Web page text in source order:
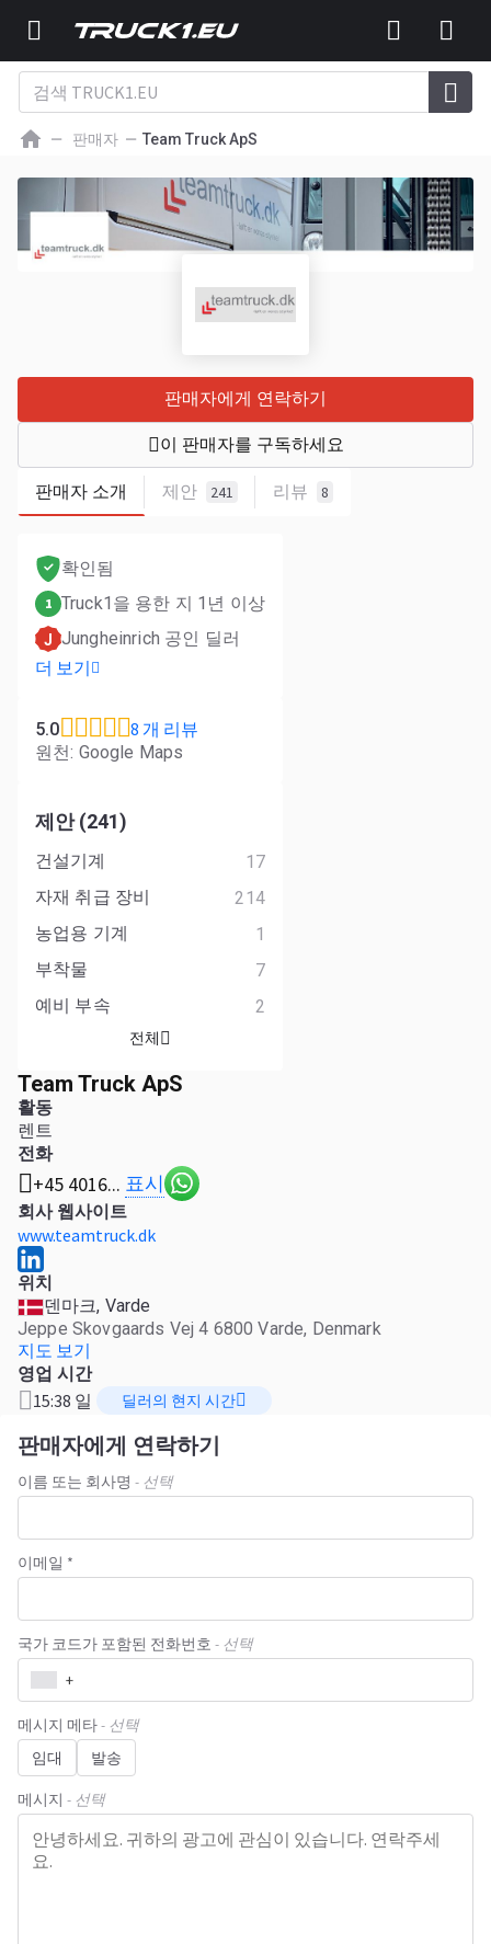
판매자 Team Truck ApS
판매자 소개 제안 241 리뷰 8
판매자에게 연락하기
이 판매자를 구독하세요
Team Truck ApS
활동
렌트
전화
+45 4016... 표시
회사 웹사이트
www.teamtruck.dk
위치
덴마크, Varde
Jeppe Skovgaards Vej 4 6800 Varde, Denmark
지도 보기
영업 시간
15:38 일 딜러의 현지 시간
판매자에게 연락하기
이름 또는 회사명 - 선택
이메일 *
국가 코드가 포함된 전화번호 - 선택
+
메시지 메타- 선택
임대 발송
메시지 - 선택
확인됨
1 Truck1을 용한 지 1년 이상
J Jungheinrich 공인 딜러
더 보기
5.0 8 개 리뷰
원천: Google Maps
제안 (241)
건설기계
17
자재 취급 장비
214
농업용 기계
1
부착물
7
예비 부속
2
전체